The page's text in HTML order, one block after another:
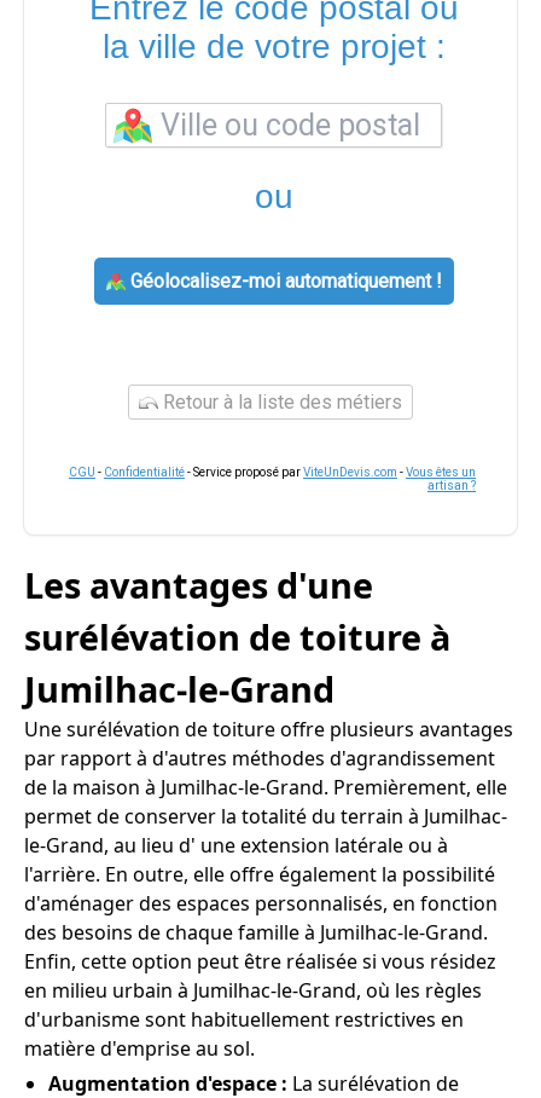
Entrez le code postal ou
la ville de votre projet :
ou
Géolocalisez-moi automatiquement !
Retour à la liste des métiers
CGU - Confidentialité- Service proposé parViteUnDevis.com -Vous êtes un
artisan ?
Les avantages d'une
surélévation de toiture à
Jumilhac-le-Grand
Une surélévation de toiture offre plusieurs avantages
par rapport à d'autres méthodes d'agrandissement
de la maison à Jumilhac-le-Grand. Premièrement, elle
permet de conserver la totalité du terrain à Jumilhac-
le-Grand, au lieu d' une extension latérale ou à
l'arrière. En outre, elle offre également la possibilité
d'aménager des espaces personnalisés, en fonction
des besoins de chaque famille à Jumilhac-le-Grand.
Enfin, cette option peut être réalisée si vous résidez
en milieu urbain à Jumilhac-le-Grand, où les règles
d'urbanisme sont habituellement restrictives en
matière d'emprise au sol.
Augmentation d'espace : La surélévation de